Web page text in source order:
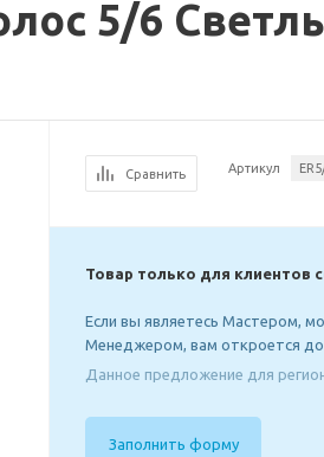
5/6
Сравнить Артикул
Товар только для клиентов
Если вы являетесь Мастером,
Менеджером, вам откроется
Данное предложение для
Заполнить форму